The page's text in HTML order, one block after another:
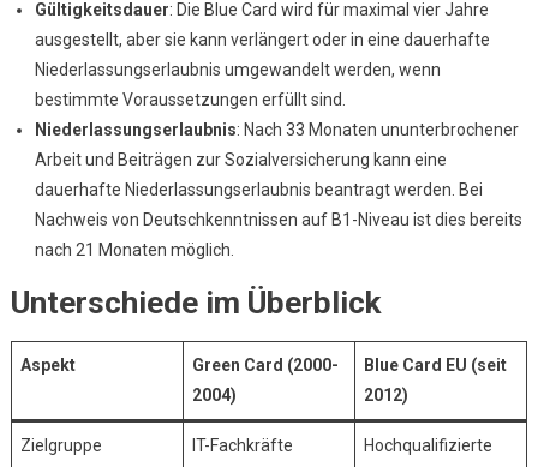
Gültigkeitsdauer: Die Blue Card wird für maximal vier Jahre
ausgestellt, aber sie kann verlängert oder in eine dauerhafte
Niederlassungserlaubnis umgewandelt werden, wenn
bestimmte Voraussetzungen erfüllt sind.
Niederlassungserlaubnis: Nach 33 Monaten ununterbrochener
Arbeit und Beiträgen zur Sozialversicherung kann eine
dauerhafte Niederlassungserlaubnis beantragt werden. Bei
Nachweis von Deutschkenntnissen auf B1-Niveau ist dies bereits
nach 21 Monaten möglich.
Unterschiede im Überblick
Aspekt
Green Card (2000-
2004)
Blue Card EU (seit
2012)
Zielgruppe IT-Fachkräfte
Hochqualifizierte